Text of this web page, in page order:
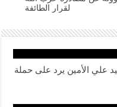
لقرار الطائفة
علي الأمين يرد على حملة